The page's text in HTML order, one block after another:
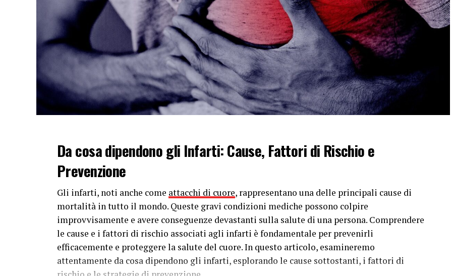
Da cosa dipendono gli Infarti: Cause, Fattori di Rischio e
Prevenzione
Gli infarti, noti anche come attacchi di cuore, rappresentano una delle principali cause di
mortalità in tutto il mondo. Queste gravi condizioni mediche possono colpire
improvvisamente e avere conseguenze devastanti sulla salute di una persona. Comprendere
le cause e i fattori di rischio associati agli infarti è fondamentale per prevenirli
efficacemente e proteggere la salute del cuore. In questo articolo, esamineremo
attentamente da cosa dipendono gli infarti, esplorando le cause sottostanti, i fattori di